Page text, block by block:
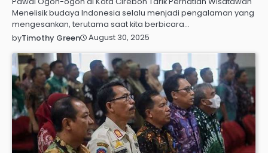
Menelisik budaya Indonesia selalu menjadi pengalaman yang
mengesankan, terutama saat kita berbicara…
byTimothy Green August 30, 2025